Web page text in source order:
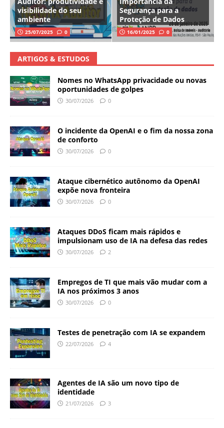
visibilidade do seu
ambiente
25/07/2025 0
Segurança para a
Proteção de Dados
16/01/2025 0
ARTIGOS & ESTUDOS
Nomes no WhatsApp privacidade ou novas
oportunidades de golpes
30/07/2026 0
O incidente da OpenAI e o fim da nossa zona
de conforto
30/07/2026 0
Ataque cibernético autônomo da OpenAI
expõe nova fronteira
30/07/2026 0
Ataques DDoS ficam mais rápidos e
impulsionam uso de IA na defesa das redes
30/07/2026 2
Empregos de TI que mais vão mudar com a
IA nos próximos 3 anos
30/07/2026 0
Testes de penetração com IA se expandem
22/07/2026 4
Agentes de IA são um novo tipo de
identidade
21/07/2026 3